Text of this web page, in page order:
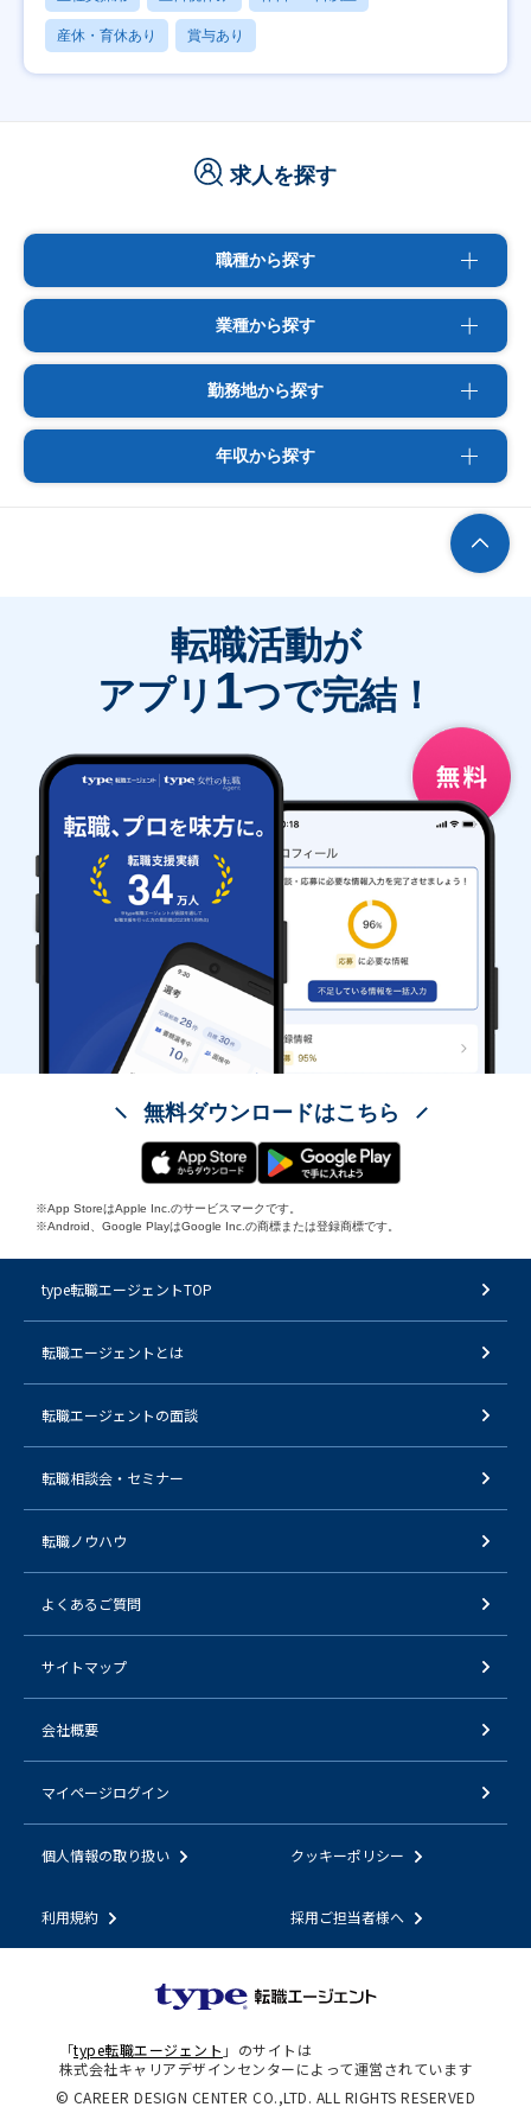
産休・育休あり 賞与あり
求人を探す
職種から探す
業種から探す
勤務地から探す
年収から探す
転職活動が
アプリ 1つで完結！
無料ダウンロードはこちら
※App StoreはApple Inc.のサービスマークです。
※Android、Google PlayはGoogle Inc.の商標または登録商標です。
type転職エージェントTOP
転職エージェントとは
転職エージェントの面談
転職相談会・セミナー
転職ノウハウ
よくあるご質問
サイトマップ
会社概要
マイページログイン
個人情報の取り扱い クッキーポリシー
利用規約 採用ご担当者様へ
「type転職エージェント 」のサイトは
株式会社キャリアデザインセンターによって運営されています
© CAREER DESIGN CENTER CO.,LTD. ALL RIGHTS RESERVED